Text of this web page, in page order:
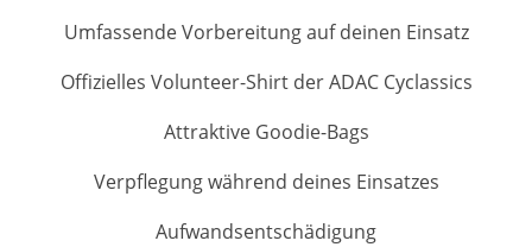
Umfassende Vorbereitung auf deinen Einsatz
Offizielles Volunteer-Shirt der ADAC Cyclassics
Attraktive Goodie-Bags
Verpflegung während deines Einsatzes
Aufwandsentschädigung